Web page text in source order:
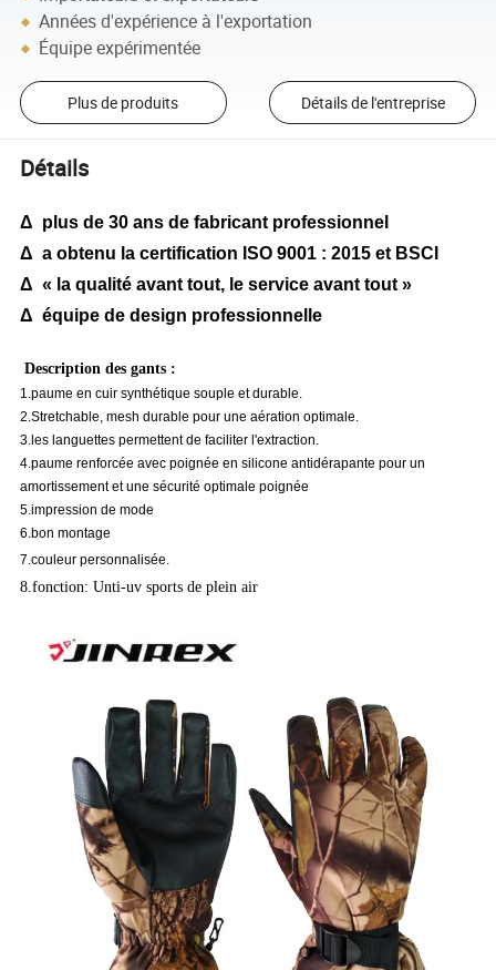
Années d'expérience à l'exportation
Équipe expérimentée
Plus de produits Détails de l'entreprise
Détails
Δ plus de 30 ans de fabricant professionnel
Δ a obtenu la certification ISO 9001 : 2015 et BSCI
Δ « la qualité avant tout, le service avant tout »
Δ équipe de design professionnelle
Description des gants :
1.paume en cuir synthétique souple et durable.
2.Stretchable, mesh durable pour une aération optimale.
3.les languettes permettent de faciliter l'extraction.
4.paume renforcée avec poignée en silicone antidérapante pour un
amortissement et une sécurité optimale poignée
5.impression de mode
6.bon montage
7.couleur personnalisée.
8.fonction: Unti-uv sports de plein air